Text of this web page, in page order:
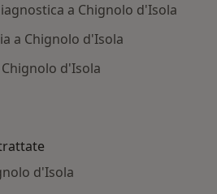
a Chignolo d'Isola
a Chignolo d'Isola
d'Isola
d'Isola